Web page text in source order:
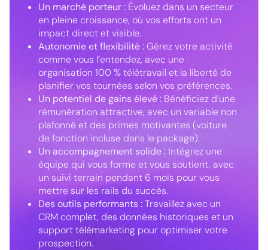
Un marché porteur : Évoluez dans un secteur
en pleine croissance, où vos efforts ont un
impact direct et visible.
Autonomie et flexibilité :Gérez votre activité
comme vous l’entendez, avec une
organisation 100 % télétravail et la liberté de
planifier vos tournées selon vos préférences.
Un potentiel de gains élevé : Bénéficiez d’une
rémunération attractive, avec un variable non
plafonné et des primes motivantes (voiture
de fonction incluse dans le package).
Un accompagnement solide : Intégrez une
équipe qui vous forme et vous soutient, avec
un suivi terrain pendant 6 mois pour vous
mettre sur les rails du succès.
Des outils performants :Travaillez avec un
CRM complet, des données historiques et un
support télémarketing pour optimiser votre
prospection.